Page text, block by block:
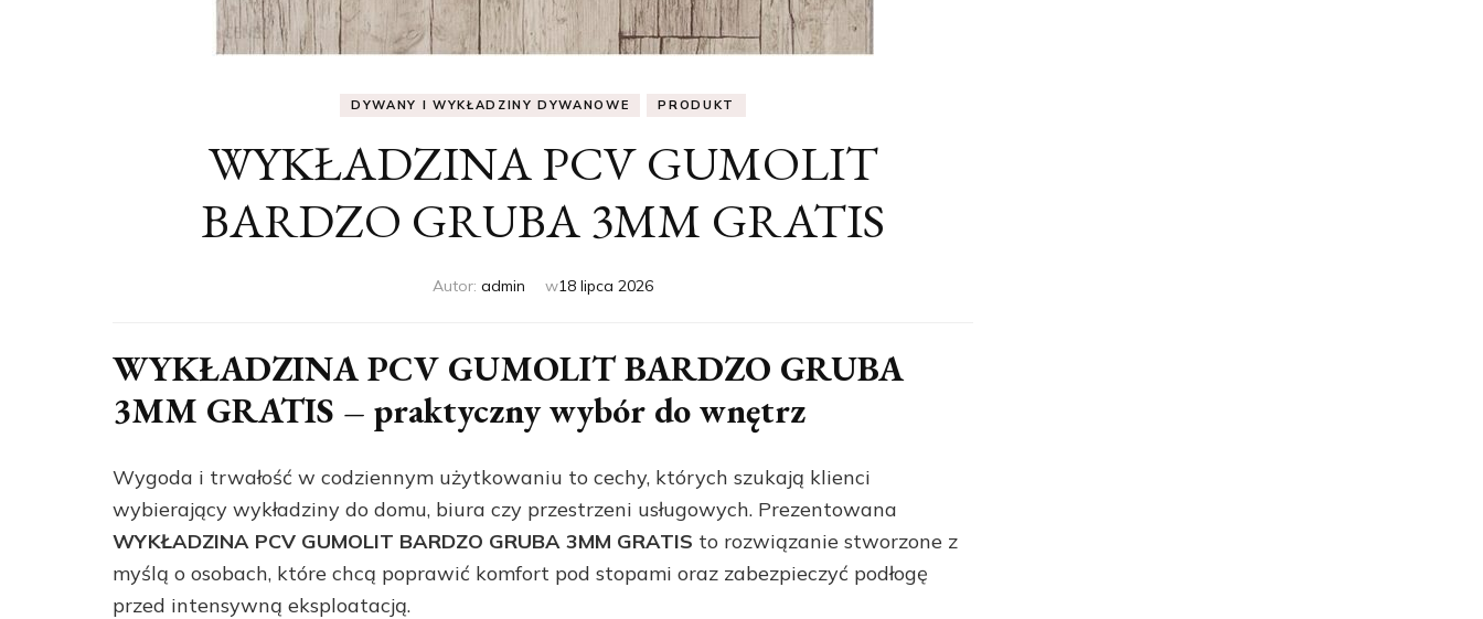
DYWANY I WYKŁADZINY DYWANOWE PRODUKT
WYKŁADZINA PCV GUMOLIT
BARDZO GRUBA 3MM GRATIS
Autor: admin w18 lipca 2026
WYKŁADZINA PCV GUMOLIT BARDZO GRUBA
3MM GRATIS – praktyczny wybór do wnętrz
Wygoda i trwałość w codziennym użytkowaniu to cechy, których szukają klienci
wybierający wykładziny do domu, biura czy przestrzeni usługowych. Prezentowana
WYKŁADZINA PCV GUMOLIT BARDZO GRUBA 3MM GRATIS to rozwiązanie stworzone z
myślą o osobach, które chcą poprawić komfort pod stopami oraz zabezpieczyć podłogę
przed intensywną eksploatacją.